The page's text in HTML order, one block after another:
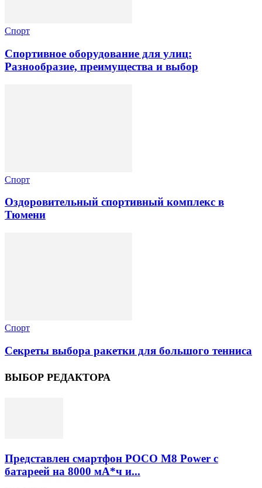
Спорт
Спортивное оборудование для улиц:
Разнообразие, преимущества и выбор
Спорт
Оздоровительный спортивный комплекс в
Тюмени
Спорт
Секреты выбора ракетки для большого тенниса
ВЫБОР РЕДАКТОРА
Представлен смартфон POCO M8 Power с
батареей на 8000 мА*ч и...